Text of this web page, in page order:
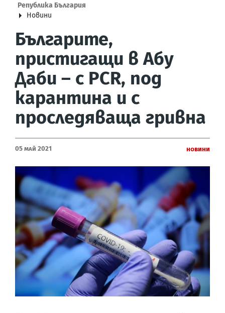
Република България
Новини
Българите,
пристигащи в Абу
Даби – с PCR, под
карантина и с
проследяваща гривна
05 Май 2021 Новини